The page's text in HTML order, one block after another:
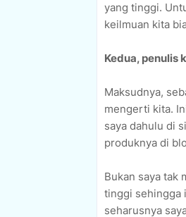
yang tinggi.
keilmuan kita
Kedua, penulis
Maksudnya,
mengerti kita.
saya dahulu di
produknya di
Bukan saya tak
tinggi sehingga
seharusnya